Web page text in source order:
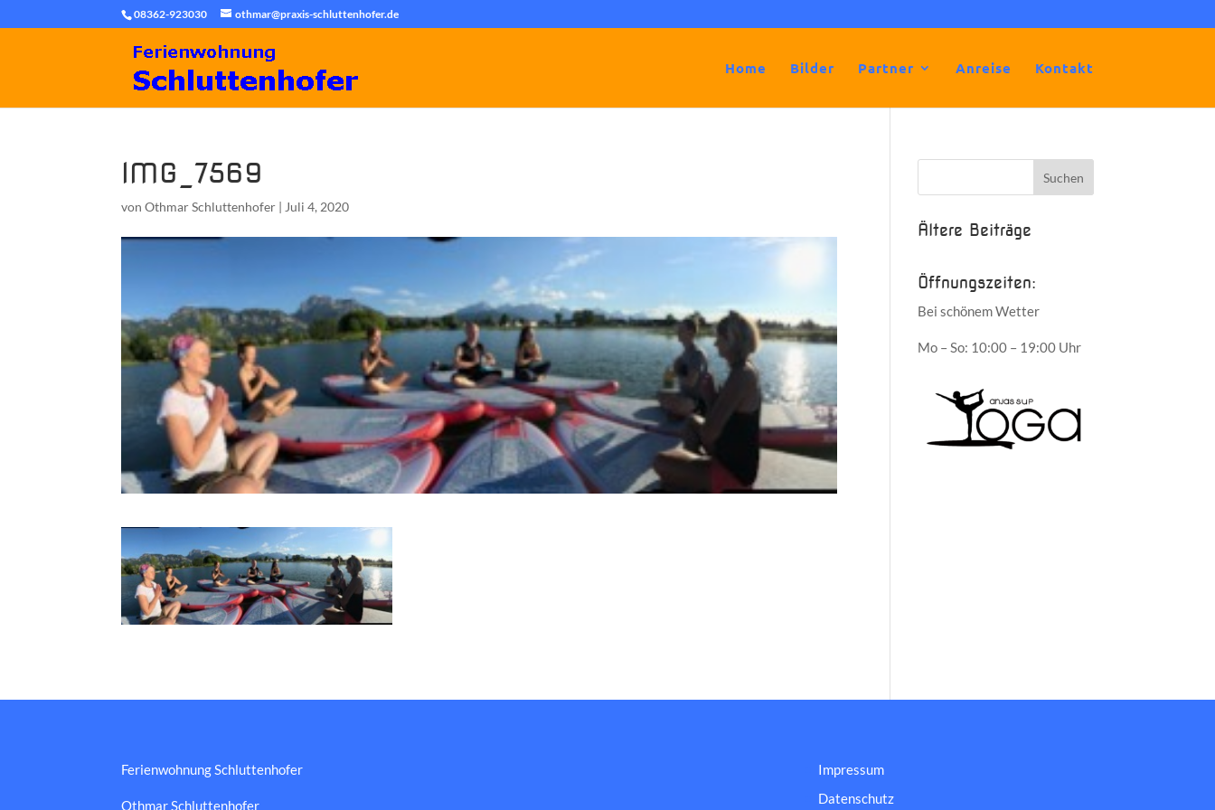
08362-923030 othmar@praxis-schluttenhofer.de
Home Bilder Partner Anreise Kontakt
IMG_7569
vonOthmar Schluttenhofer | Juli 4, 2020
Ältere Beiträge
Öffnungszeiten:
Bei schönem Wetter
Mo – So: 10:00 – 19:00 Uhr
Ferienwohnung Schluttenhofer
Othmar Schluttenhofer
Impressum
Datenschutz